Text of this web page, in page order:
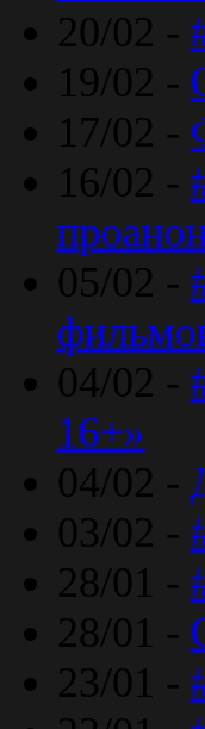
20/02 -
19/02 -
17/02 -
16/02 -
05/02 -
04/02 -
16+»
04/02 -
03/02 -
28/01 -
28/01 -
23/01 -